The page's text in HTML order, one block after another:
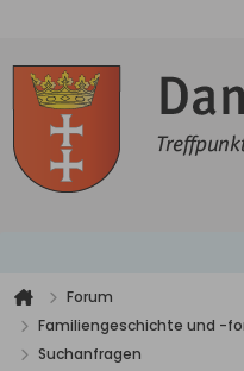
Forum
Familiengeschichte und -
Suchanfragen